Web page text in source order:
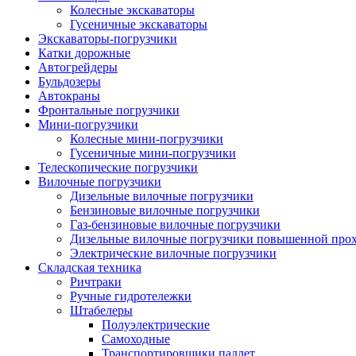
Колесные экскаваторы
Гусеничные экскаваторы
Экскаваторы-погрузчики
Катки дорожные
Автогрейдеры
Бульдозеры
Автокраны
Фронтальные погрузчики
Мини-погрузчики
Колесные мини-погрузчики
Гусеничные мини-погрузчики
Телескопические погрузчики
Вилочные погрузчики
Дизельные вилочные погрузчики
Бензиновые вилочные погрузчики
Газ-бензиновые вилочные погрузчики
Дизельные вилочные погрузчики повышенной
Электрические вилочные погрузчики
Складская техника
Ричтраки
Ручные гидротележки
Штабелеры
Полуэлектрические
Самоходные
Транспортировщики паллет